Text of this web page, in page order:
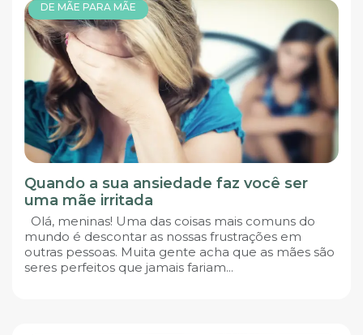
DE MÃE PARA MÃE
Quando a sua ansiedade faz você ser
uma mãe irritada
Olá, meninas! Uma das coisas mais comuns do
mundo é descontar as nossas frustrações em
outras pessoas. Muita gente acha que as mães são
seres perfeitos que jamais fariam...